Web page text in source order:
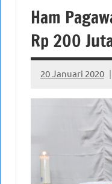
Ham
Rp 200
20 Januari 2020
No
comments